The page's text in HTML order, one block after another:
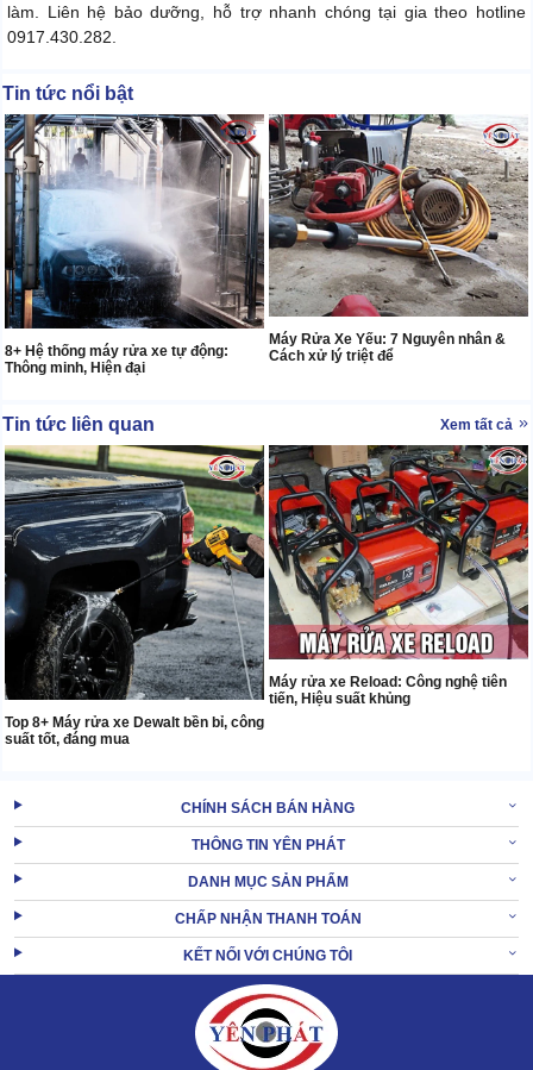
làm. Liên hệ bảo dưỡng, hỗ trợ nhanh chóng tại gia theo hotline
0917.430.282.
Tin tức nổi bật
8+ Hệ thống máy rửa xe tự động:
Thông minh, Hiện đại
Máy Rửa Xe Yếu: 7 Nguyên nhân &
Cách xử lý triệt để
Tin tức liên quan Xem tất cả
Top 8+ Máy rửa xe Dewalt bền bỉ, công
suất tốt, đáng mua
Máy rửa xe Reload: Công nghệ tiên
tiến, Hiệu suất khủng
CHÍNH SÁCH BÁN HÀNG
THÔNG TIN YÊN PHÁT
DANH MỤC SẢN PHẨM
CHẤP NHẬN THANH TOÁN
KẾT NỐI VỚI CHÚNG TÔI